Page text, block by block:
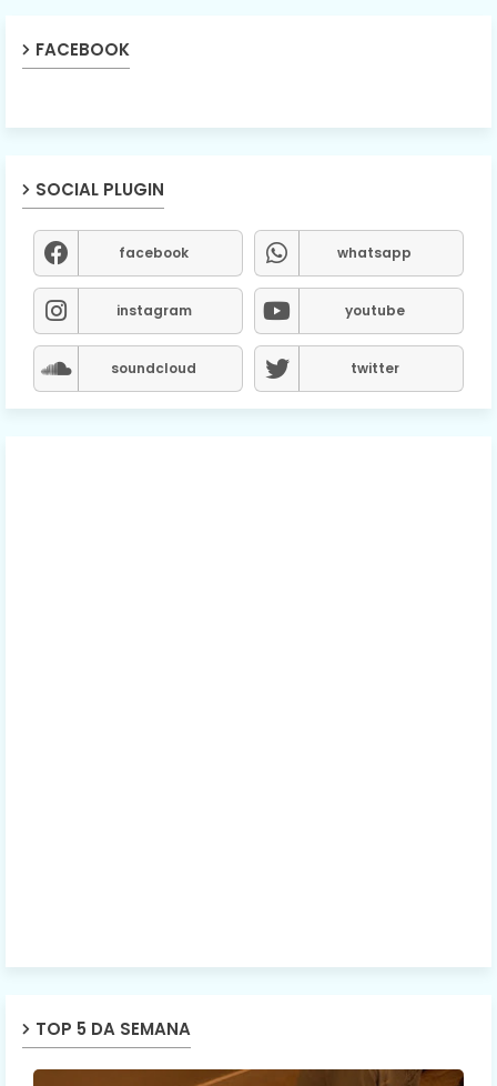
FACEBOOK
SOCIAL PLUGIN
facebook whatsapp
instagram youtube
soundcloud twitter
TOP 5 DA SEMANA